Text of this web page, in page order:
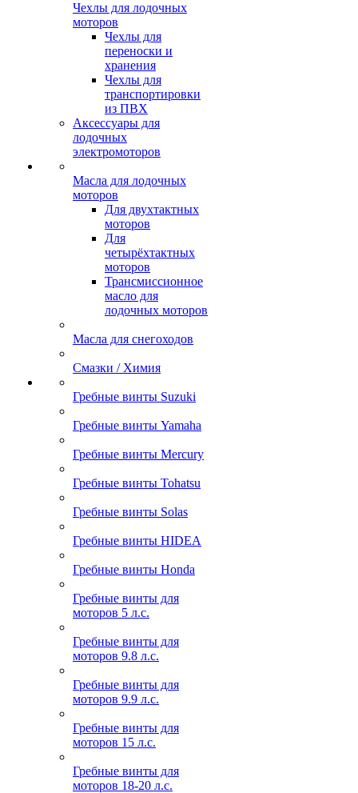
Чехлы для лодочных
моторов
Чехлы для
переноски и
хранения
Чехлы для
транспортировки
из ПВХ
Аксессуары для
лодочных
электромоторов
Масла для лодочных
моторов
Для двухтактных
моторов
Для
четырёхтактных
моторов
Трансмиссионное
масло для
лодочных моторов
Масла для снегоходов
Смазки / Химия
Гребные винты Suzuki
Гребные винты Yamaha
Гребные винты Mercury
Гребные винты Tohatsu
Гребные винты Solas
Гребные винты HIDEA
Гребные винты Honda
Гребные винты для
моторов 5 л.с.
Гребные винты для
моторов 9.8 л.с.
Гребные винты для
моторов 9.9 л.с.
Гребные винты для
моторов 15 л.с.
Гребные винты для
моторов 18-20 л.с.